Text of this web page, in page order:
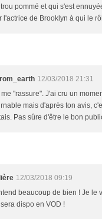
pommé et qui s'est
l'actrice de Brooklyn à qui le
12/03/2018 21:31
"rassure". J'ai cru un
mais d'après ton avis,
Pas sûre d'être le bon
12/03/2018 09:19
beaucoup de bien ! Je le
dispo en VOD !